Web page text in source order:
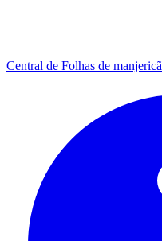
Central de Folhas de